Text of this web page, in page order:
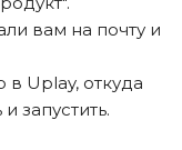
вам на почту и
в Uplay, откуда
запустить.